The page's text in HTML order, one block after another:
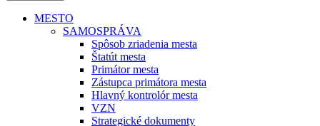
MESTO
SAMOSPRÁVA
Spôsob zriadenia mesta
Štatút mesta
Primátor mesta
Zástupca primátora mesta
Hlavný kontrolór mesta
VZN
Strategické dokumenty